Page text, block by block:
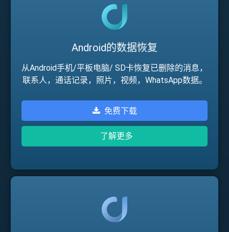
Android的数据恢复
从Android手机/平板电脑/ SD卡恢复已删除的消息，
联系人，通话记录，照片，视频，WhatsApp数据。
免费下载
了解更多